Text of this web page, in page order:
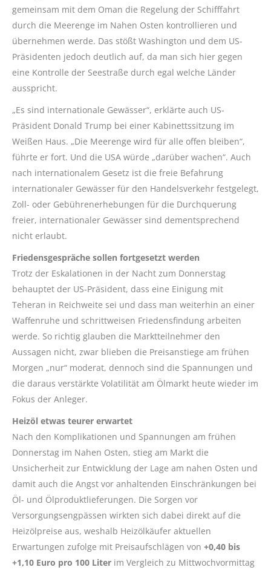
gemeinsam mit dem Oman die Regelung der Schifffahrt
durch die Meerenge im Nahen Osten kontrollieren und
übernehmen werde. Das stößt Washington und dem US-
Präsidenten jedoch deutlich auf, da man sich hier gegen
eine Kontrolle der Seestraße durch egal welche Länder
ausspricht.
„Es sind internationale Gewässer“, erklärte auch US-
Präsident Donald Trump bei einer Kabinettssitzung im
Weißen Haus. „Die Meerenge wird für alle offen bleiben“,
führte er fort. Und die USA würde „darüber wachen“. Auch
nach internationalem Gesetz ist die freie Befahrung
internationaler Gewässer für den Handelsverkehr festgelegt,
Zoll- oder Gebührenerhebungen für die Durchquerung
freier, internationaler Gewässer sind dementsprechend
nicht erlaubt.
Friedensgespräche sollen fortgesetzt werden
Trotz der Eskalationen in der Nacht zum Donnerstag
behauptet der US-Präsident, dass eine Einigung mit
Teheran in Reichweite sei und dass man weiterhin an einer
Waffenruhe und schrittweisen Friedensfindung arbeiten
werde. So richtig glauben die Marktteilnehmer den
Aussagen nicht, zwar blieben die Preisanstiege am frühen
Morgen „nur“ moderat, dennoch sind die Spannungen und
die daraus verstärkte Volatilität am Ölmarkt heute wieder im
Fokus der Anleger.
Heizöl etwas teurer erwartet
Nach den Komplikationen und Spannungen am frühen
Donnerstag im Nahen Osten, stieg am Markt die
Unsicherheit zur Entwicklung der Lage am nahen Osten und
damit auch die Angst vor anhaltenden Einschränkungen bei
Öl- und Ölproduktlieferungen. Die Sorgen vor
Versorgungsengpässen wirkten sich dabei direkt auf die
Heizölpreise aus, weshalb Heizölkäufer aktuellen
Erwartungen zufolge mit Preisaufschlägen von +0,40 bis
+1,10 Euro pro 100 Liter im Vergleich zu Mittwochvormittag